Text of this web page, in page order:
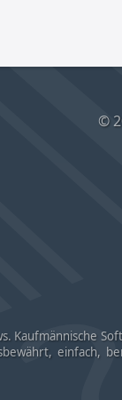
©
Kaufmännische
einfach,